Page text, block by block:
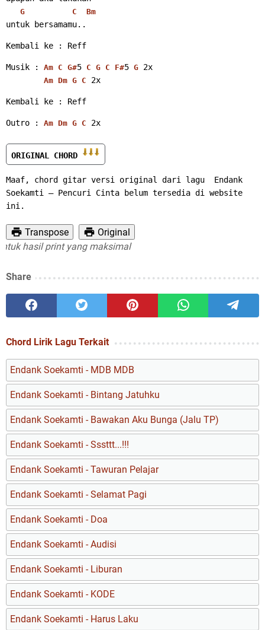
G C Bm
untuk bersamamu..
Kembali ke : Reff
Musik : Am C G#5 C G C F#5 G 2x
Am Dm G C 2x
Kembali ke : Reff
Outro : Am Dm G C 2x
ORIGINAL CHORD
Maaf, chord gitar versi original dari lagu  Endank
Soekamti – Pencuri Cinta belum tersedia di website
ini.
Transpose
Original
hasil print yang maksimal
Share
Chord Lirik Lagu Terkait
Endank Soekamti - MDB MDB
Endank Soekamti - Bintang Jatuhku
Endank Soekamti - Bawakan Aku Bunga (Jalu TP)
Endank Soekamti - Sssttt...!!!
Endank Soekamti - Tawuran Pelajar
Endank Soekamti - Selamat Pagi
Endank Soekamti - Doa
Endank Soekamti - Audisi
Endank Soekamti - Liburan
Endank Soekamti - KODE
Endank Soekamti - Harus Laku